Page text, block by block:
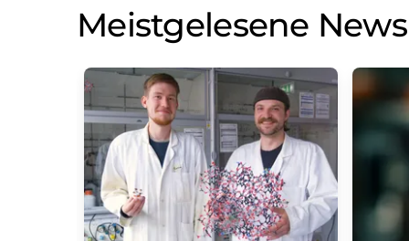
Meistgelesene News